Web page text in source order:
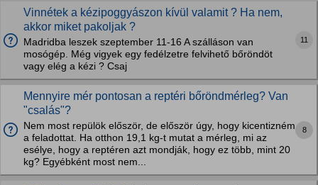
Vinnétek a kézipoggyászon kívül valamit ? Ha nem,
akkor miket pakoljak ?
Madridba leszek szeptember 11-16 A szálláson van
mosógép. Még vigyek egy fedélzetre felvihető bőröndöt
vagy elég a kézi ? Csaj
11
Mennyire mér pontosan a reptéri bőröndmérleg? Van
"csalás"?
Nem most repülök először, de először úgy, hogy kicentizném
a feladottat. Ha otthon 19,1 kg-t mutat a mérleg, mi az
esélye, hogy a reptéren azt mondják, hogy ez több, mint 20
kg? Egyébként most nem...
8